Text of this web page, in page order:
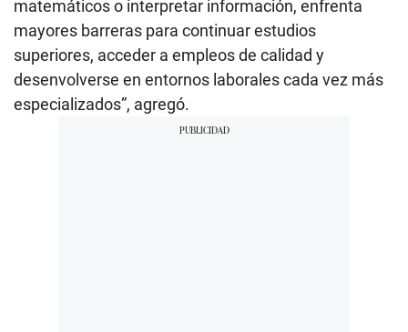
matemáticos o interpretar información, enfrenta
mayores barreras para continuar estudios
superiores, acceder a empleos de calidad y
desenvolverse en entornos laborales cada vez más
especializados”, agregó.